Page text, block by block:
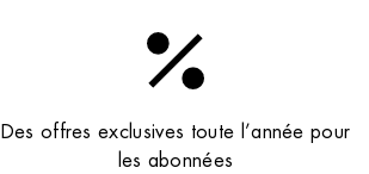
Des offres exclusives toute l’année pour
les abonnées